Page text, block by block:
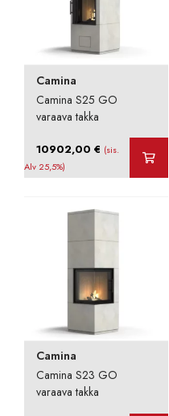
Camina
Camina S25 GO
varaava takka
10902,00€ (sis.
Alv 25,5%)
Camina
Camina S23 GO
varaava takka